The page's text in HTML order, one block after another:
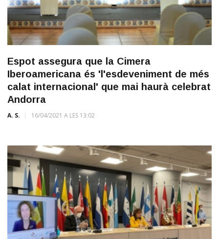
Espot assegura que la Cimera
Iberoamericana és 'l'esdeveniment de més
calat internacional' que mai haurà celebrat
Andorra
A. S. 16/04/2021 A LES 13:02